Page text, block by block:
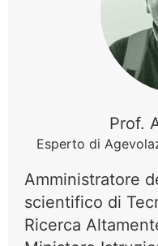
Prof.
Esperto di
Amministratore
scientifico di
Ricerca